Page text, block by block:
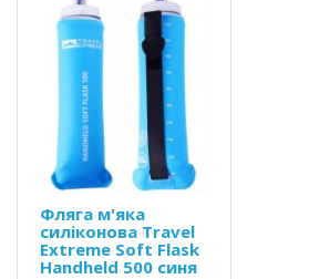
Фляга м'яка
силіконова Travel
Extreme Soft Flask
Handheld 500 синя